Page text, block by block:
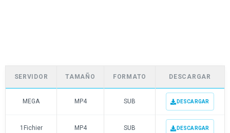
SERVIDOR TAMAÑO FORMATO DESCARGAR
MEGA MP4 SUB DESCARGAR
1Fichier MP4 SUB DESCARGAR